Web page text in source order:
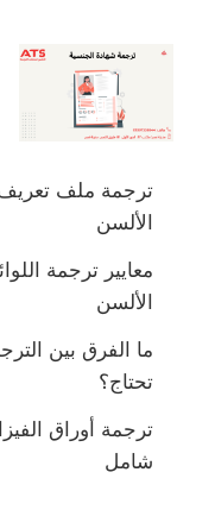
ترجمة ملف
الألسن
معايير ترجمة
الألسن
ما الفرق بين
تحتاج؟
ترجمة أوراق
شامل